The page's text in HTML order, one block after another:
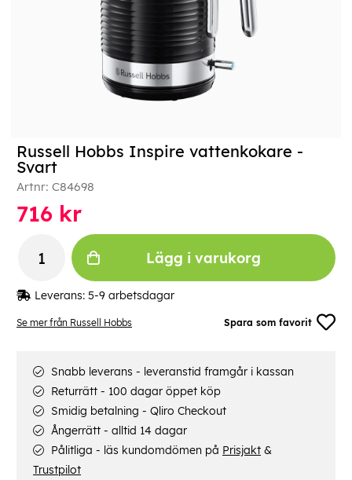
Se mer från Russell Hobbs Spara som favorit
Russell Hobbs Inspire vattenkokare -
Svart
Artnr: C84698
716 kr
Lägg i varukorg
Leverans: 5-9 arbetsdagar
Snabb leverans - leveranstid framgår i kassan
Returrätt - 100 dagar öppet köp
Smidig betalning - Qliro Checkout
Ångerrätt - alltid 14 dagar
Pålitliga - läs kundomdömen på Prisjakt &
Trustpilot